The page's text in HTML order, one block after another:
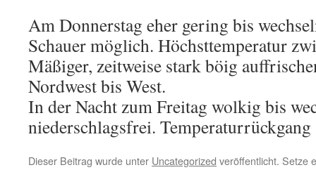
Am Donnerstag eher gering bis
Schauer möglich. Höchsttemperatur
Mäßiger, zeitweise stark böig
Nordwest bis West.
In der Nacht zum Freitag wolkig bis
niederschlagsfrei.
Dieser Beitrag wurde unter Uncategorized veröffentlicht. Setze